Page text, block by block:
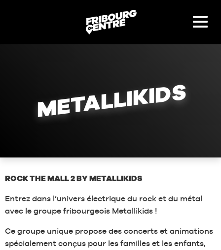
METALLIKIDS
ROCK THE MALL 2 BY METALLIKIDS
Entrez dans l’univers électrique du rock et du métal
avec le groupe fribourgeois Metallikids !
Ce groupe unique propose des concerts et animations
spécialement conçus pour les familles et les enfants,